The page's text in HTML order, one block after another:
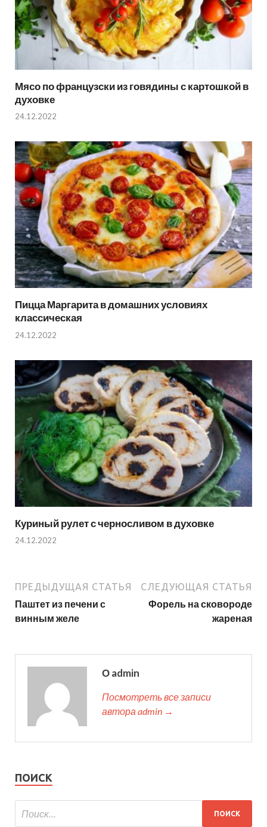
Мясо по французски из говядины с картошкой в
духовке
24.12.2022
Пицца Маргарита в домашних условиях
классическая
24.12.2022
Куриный рулет с черносливом в духовке
24.12.2022
ПРЕДЫДУЩАЯ СТАТЬЯ
Паштет из печени с
винным желе
СЛЕДУЮЩАЯ СТАТЬЯ
Форель на сковороде
жареная
О admin
Посмотреть все записи
автора admin →
ПОИСК